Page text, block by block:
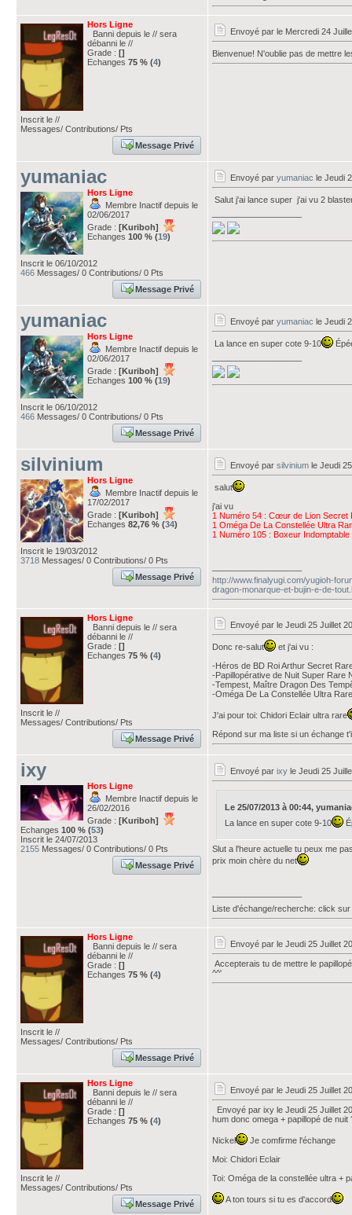
Hors Ligne
Banni depuis le // sera
débanni le //
Grade : []
Echanges 75 % (4)
Inscrit le //
Messages/ Contributions/ Pts
Message Privé
Envoyé par le Mercredi 24
Bienvenue! N'oublie pas de mettre
yumaniac
Hors Ligne
Membre Inactif depuis le
02/06/2017
Grade : [Kuriboh]
Echanges 100 % (19)
Inscrit le 06/10/2012
466 Messages/ 0 Contributions/ 0 Pts
Message Privé
Envoyé par yumaniac le Jeudi
Salut j'ai lance super j'ai vu 2
yumaniac
Hors Ligne
Membre Inactif depuis le
02/06/2017
Grade : [Kuriboh]
Echanges 100 % (19)
Inscrit le 06/10/2012
466 Messages/ 0 Contributions/ 0 Pts
Message Privé
Envoyé par yumaniac le Jeudi
La lance en super cote 9-10
silvinium
Hors Ligne
Membre Inactif depuis le
17/02/2017
Grade : [Kuriboh]
Echanges 82,76 % (34)
Inscrit le 19/03/2012
3718 Messages/ 0 Contributions/ 0 Pts
Message Privé
Envoyé par silvinium le Jeudi
salut
j'ai vu
1 Numéro 54 : Cœur de Lion Secret
1 Oméga De La Constellée Ultra
1 Numéro 105 : Boxeur
http://www.finalyugi.com/yugioh-
dragon-monarque-et-bujin-e-de-
Hors Ligne
Banni depuis le // sera
débanni le //
Grade : []
Echanges 75 % (4)
Inscrit le //
Messages/ Contributions/ Pts
Message Privé
Envoyé par le Jeudi 25 Juillet
Donc re-salut
et j'ai vu :
-Héros de BD Roi Arthur Secret
-Papillopérative de Nuit Super Rare
-Tempest, Maître Dragon Des
-Oméga De La Constellée Ultra
J'ai pour toi: Chidori Eclair ultra rare
Répond sur ma liste si un échange
ixy
Hors Ligne
Membre Inactif depuis le
26/02/2016
Grade : [Kuriboh]
Echanges 100 % (53)
Inscrit le 24/07/2013
2155 Messages/ 0 Contributions/ 0 Pts
Message Privé
Envoyé par ixy le Jeudi 25
Le 25/07/2013 à 00:44,
La lance en super cote 9-10
Slut a l'heure actuelle tu peux me
prix moin chère du net
Liste d'échange/recherche: click sur
Hors Ligne
Banni depuis le // sera
débanni le //
Grade : []
Echanges 75 % (4)
Inscrit le //
Messages/ Contributions/ Pts
Message Privé
Envoyé par le Jeudi 25 Juillet
Accepterais tu de mettre le
^^'
Hors Ligne
Banni depuis le // sera
débanni le //
Grade : []
Echanges 75 % (4)
Inscrit le //
Messages/ Contributions/ Pts
Message Privé
Envoyé par le Jeudi 25 Juillet
Envoyé par ixy le Jeudi 25 Juillet
hum donc omega + papillopé de nuit
Nickel
Je comfirme l'échange
Moi: Chidori Eclair
Toi: Oméga de la constellée ultra +
A ton tours si tu es d'accord